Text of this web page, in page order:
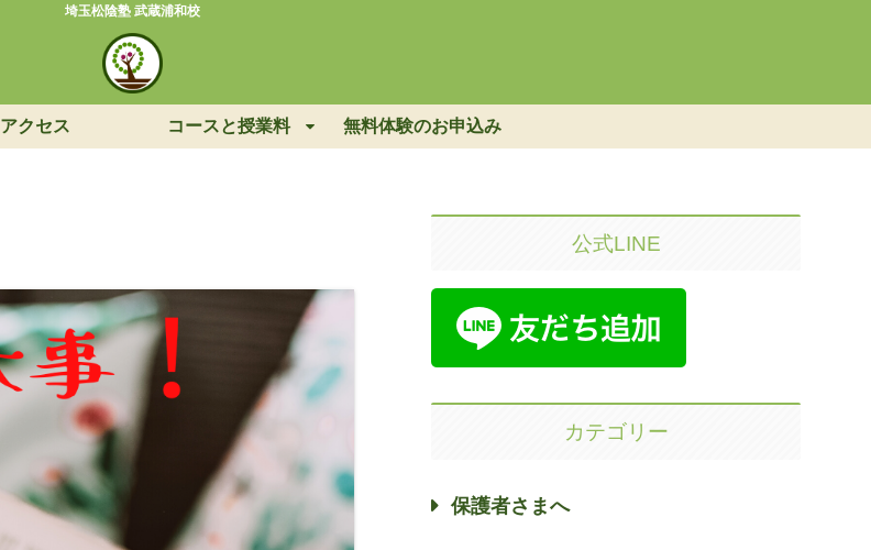
埼玉松陰塾 武蔵浦和校
アクセス コースと授業料 無料体験のお申込み
公式LINE
カテゴリー
保護者さまへ